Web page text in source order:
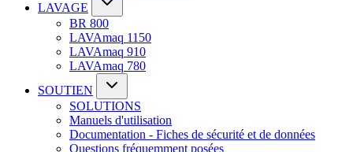
LAVAGE
BR 800
LAVAmaq 1150
LAVAmaq 910
LAVAmaq 780
SOUTIEN
SOLUTIONS
Manuels d'utilisation
Documentation - Fiches de sécurité et de données
Questions fréquemment posées